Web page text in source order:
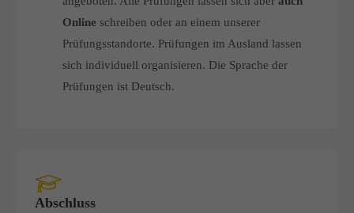
Online schreiben oder an einem unserer
Prüfungsstandorte. Prüfungen im Ausland lassen
sich individuell organisieren. Die Sprache der
Prüfungen ist Deutsch.
Abschluss